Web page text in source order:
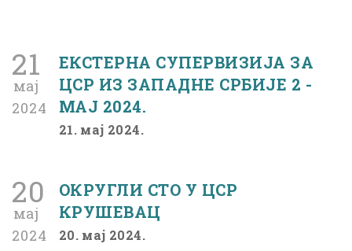
21
мај
2024
ЕКСТЕРНА СУПЕРВИЗИЈА ЗА
ЦСР ИЗ ЗАПАДНЕ СРБИЈЕ 2 -
МАЈ 2024.
21. мај 2024.
20
мај
2024
ОКРУГЛИ СТО У ЦСР
КРУШЕВАЦ
20. мај 2024.